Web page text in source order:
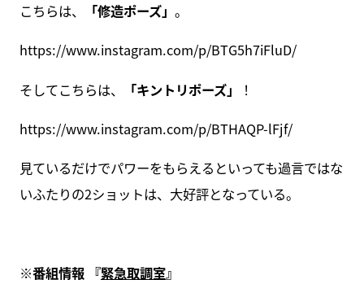
こちらは、 「修造ポーズ」 。
https://www.instagram.com/p/BTG5h7iFluD/
そしてこちらは、 「キントリポーズ」 ！
https://www.instagram.com/p/BTHAQP-lFjf/
見ているだけでパワーをもらえるといっても過言ではな
いふたりの2ショットは、大好評となっている。
※番組情報 『緊急取調室』